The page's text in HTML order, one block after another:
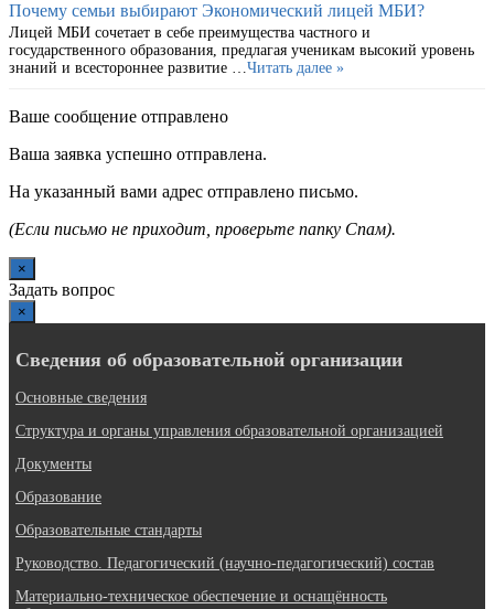
Почему семьи выбирают Экономический лицей МБИ?
Лицей МБИ сочетает в себе преимущества частного и
государственного образования, предлагая ученикам высокий уровень
знаний и всестороннее развитие …Читать далее »
Ваше сообщение отправлено
Ваша заявка успешно отправлена.
На указанный вами адрес отправлено письмо.
(Если письмо не приходит, проверьте папку Спам).
×
Задать вопрос
×
Сведения об образовательной организации
Основные сведения
Структура и органы управления образовательной организацией
Документы
Образование
Образовательные стандарты
Руководство. Педагогический (научно-педагогический) состав
Материально-техническое обеспечение и оснащённость